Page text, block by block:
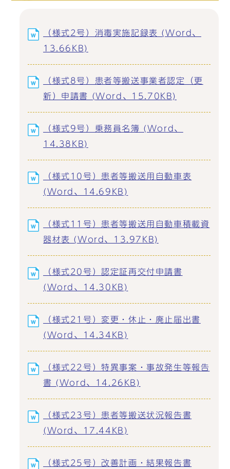
（様式2号）消毒実施記録表 (Word、
13.66KB)
（様式8号）患者等搬送事業者認定（更
新）申請書 (Word、15.70KB)
（様式9号）乗務員名簿 (Word、
14.38KB)
（様式10号）患者等搬送用自動車表
(Word、14.69KB)
（様式11号）患者等搬送用自動車積載資
器材表 (Word、13.97KB)
（様式20号）認定証再交付申請書
(Word、14.30KB)
（様式21号）変更・休止・廃止届出書
(Word、14.34KB)
（様式22号）特異事案・事故発生等報告
書 (Word、14.26KB)
（様式23号）患者等搬送状況報告書
(Word、17.44KB)
（様式25号）改善計画・結果報告書